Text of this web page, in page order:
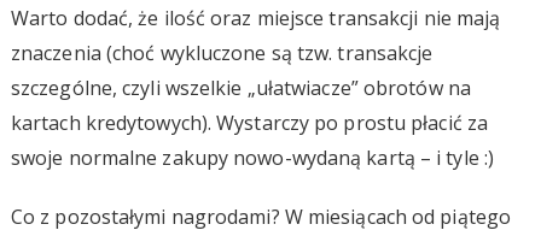
Warto dodać, że ilość oraz miejsce transakcji nie mają
znaczenia (choć wykluczone są tzw. transakcje
szczególne, czyli wszelkie „ułatwiacze” obrotów na
kartach kredytowych). Wystarczy po prostu płacić za
swoje normalne zakupy nowo-wydaną kartą – i tyle :)
Co z pozostałymi nagrodami? W miesiącach od piątego